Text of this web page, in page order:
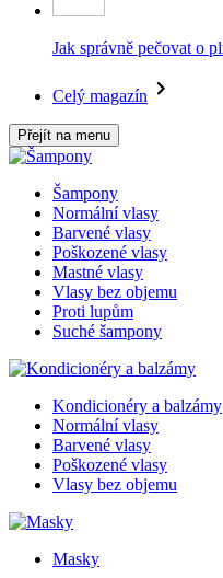
Jak správně pečovat o
Celý magazín
Přejít na menu
Šampony
Normální vlasy
Barvené vlasy
Poškozené vlasy
Mastné vlasy
Vlasy bez objemu
Proti lupům
Suché šampony
Kondicionéry a balzámy
Normální vlasy
Barvené vlasy
Poškozené vlasy
Vlasy bez objemu
Masky